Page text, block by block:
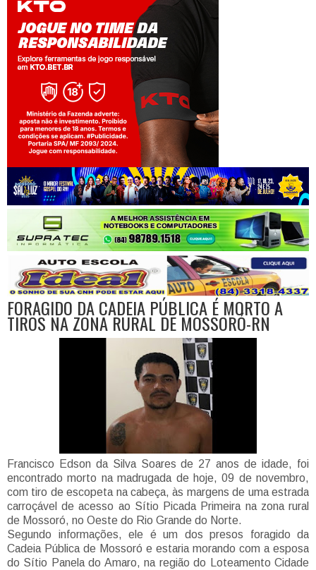
Jogue com responsabilidade. 18+
FORAGIDO DA CADEIA PÚBLICA É MORTO A
TIROS NA ZONA RURAL DE MOSSORÓ-RN
Francisco Edson da Silva Soares de 27 anos de idade, foi
encontrado morto na madrugada de hoje, 09 de novembro,
com tiro de escopeta na cabeça, às margens de uma estrada
carroçável de acesso ao Sítio Picada Primeira na zona rural
de Mossoró, no Oeste do Rio Grande do Norte.
Segundo informações, ele é um dos presos foragido da
Cadeia Pública de Mossoró e estaria morando com a esposa
do Sítio Panela do Amaro, na região do Loteamento Cidade